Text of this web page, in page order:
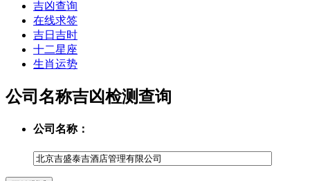
吉凶查询
在线求签
吉日吉时
十二星座
生肖运势
公司名称吉凶检测查询
公司名称：